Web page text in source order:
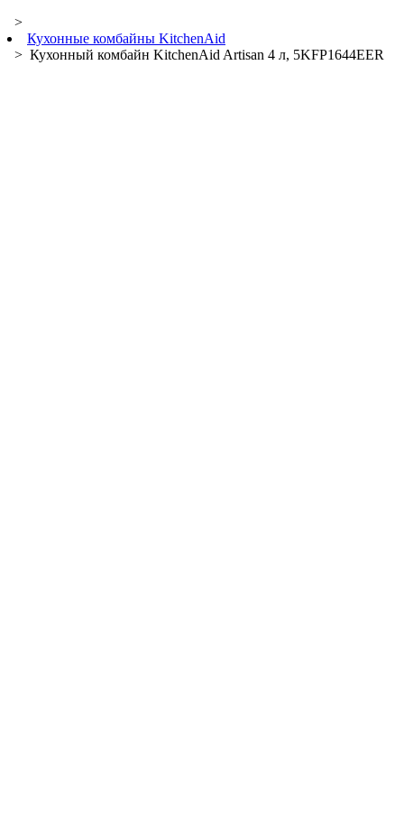
>
Кухонные комбайны KitchenAid
> Кухонный комбайн KitchenAid Artisan 4 л, 5KFP1644EER